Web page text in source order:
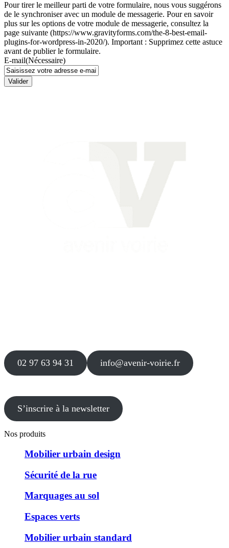
Pour tirer le meilleur parti de votre formulaire, nous vous suggérons
de le synchroniser avec un module de messagerie. Pour en savoir
plus sur les options de votre module de messagerie, consultez la
page suivante (https://www.gravityforms.com/the-8-best-email-
plugins-for-wordpress-in-2020/). Important : Supprimez cette astuce
avant de publier le formulaire.
E-mail(Nécessaire)
Valider
02 97 63 94 31 info@avenir-voirie.fr
S’inscrire à la newsletter
Nos produits
Mobilier urbain design
Sécurité de la rue
Marquages au sol
Espaces verts
Mobilier urbain standard